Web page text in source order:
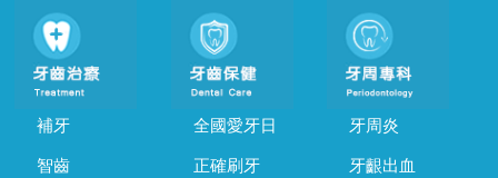
補牙
智齒
全國愛牙日
正確刷牙
牙周炎
牙齦出血